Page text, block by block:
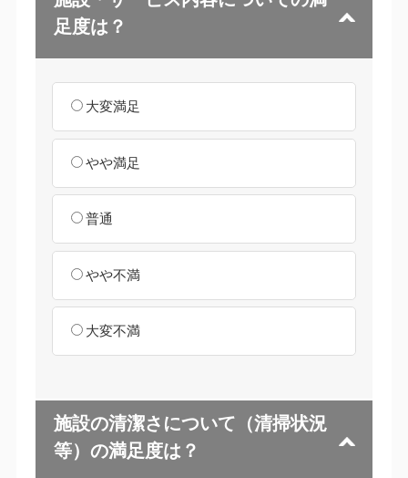
足度は？
大変満足
やや満足
普通
やや不満
大変不満
施設の清潔さについて（清掃状況
等）の満足度は？